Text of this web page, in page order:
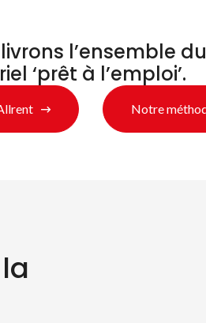
l’ensemble du
‘prêt à l’emploi’.
Notre